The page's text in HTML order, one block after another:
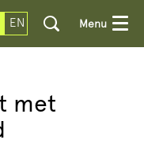
EN Menu
met